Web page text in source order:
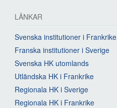
LÄNKAR
Svenska institutioner i Frankrike
Franska institutioner i Sverige
Svenska HK utomlands
Utländska HK i Frankrike
Regionala HK i Sverige
Regionala HK i Frankrike